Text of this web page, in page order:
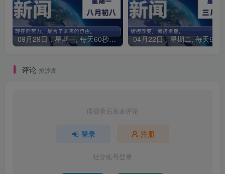
09月29日，星期一, 每天60秒读懂全世界！
评论 抢沙发
请登录后发表评论
登录 注册
社交账号登录